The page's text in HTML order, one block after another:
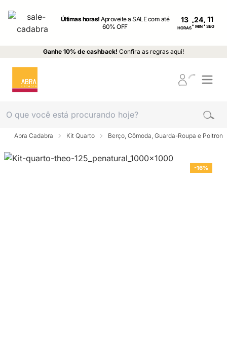
Últimas horas!Aproveite a SALE com até
60% OFF
13
HORAS: MIN : SEG
Ganhe 10% de cashback! Confira as regras aqui!
Abra Cadabra Kit Quarto Berço, Cômoda, Guarda-Roupa e Poltrona
-16%